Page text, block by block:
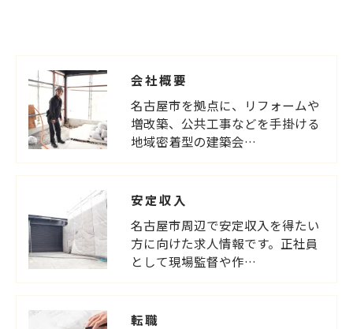
会社概要
名古屋市を拠点に、リフォームや
増改築、公共工事などを手掛ける
地域密着型の建築会…
安定収入
名古屋市周辺で安定収入を得たい
方に向けた求人情報です。正社員
として現場監督や作…
転職